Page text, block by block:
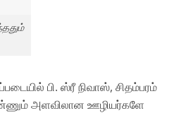
பி. ஸ்ரீ நிவாஸ், சிதம்பரம்
அளவிலான ஊழியர்களே